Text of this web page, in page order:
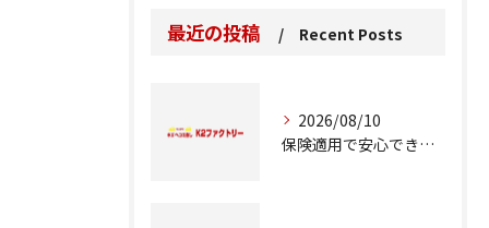
最近の投稿 Recent Posts
2026/08/10
保険適用で安心できる車修理の進め方とは